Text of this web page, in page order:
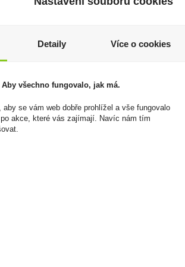
500 ks
Elektronická cigareta
16,5mg/ml
210 Kč
Cena za:
Detaily Více o cookies
Aby všechno fungovalo, jak má.
aby se vám web dobře prohlížel a vše fungovalo
akce, které vás zajímají. Navíc nám tím